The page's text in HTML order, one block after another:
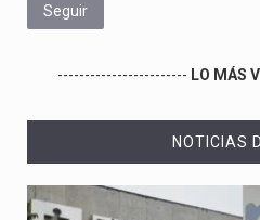
Seguir
------------------------ LO MÁS
NOTICIAS